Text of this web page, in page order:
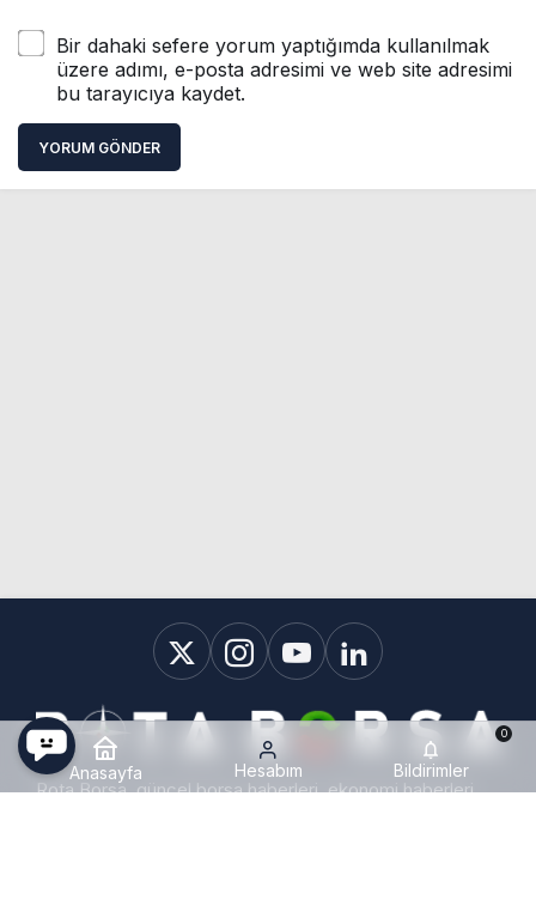
Bir dahaki sefere yorum yaptığımda kullanılmak
üzere adımı, e-posta adresimi ve web site adresimi
bu tarayıcıya kaydet.
YORUM GÖNDER
Rota Borsa, güncel borsa haberleri, ekonomi haberleri,
Anasayfa Hesabım Bildirimler
0